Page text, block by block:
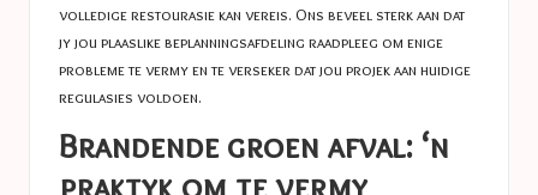
volledige restourasie kan vereis. Ons beveel sterk aan dat
jy jou plaaslike beplanningsafdeling raadpleeg om enige
probleme te vermy en te verseker dat jou projek aan huidige
regulasies voldoen.
Brandende groen afval: ‘n
praktyk om te vermy